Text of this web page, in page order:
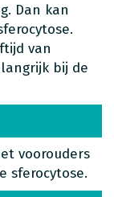
Dan kan
van
bij de
voorouders
sferocytose.